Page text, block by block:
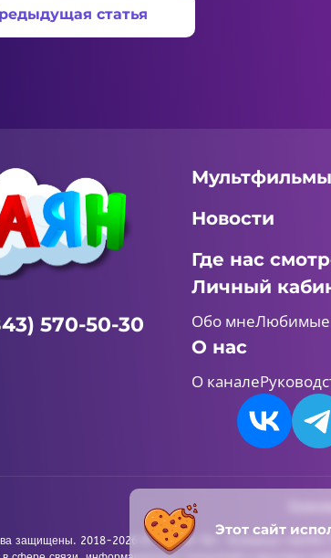
статья
570-50-30
Мультфильмы
Новости
Где нас
Личный
Обо мнеЛюбимые
О нас
О канале
защищены. 2018-2026 © «ШАЯН ТВ». Телеканал «ШАЯН
Этот сайт